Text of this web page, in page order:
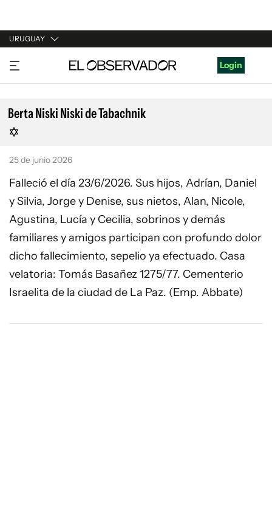
URUGUAY
URUGUAY
ARGENTINA
ESPAÑA
ESTADOS UNIDOS
Login
Berta Niski Niski de Tabachnik
25 de junio 2026
Falleció el día 23/6/2026. Sus hijos, Adrían, Daniel
y Silvia, Jorge y Denise, sus nietos, Alan, Nicole,
Agustina, Lucía y Cecilia, sobrinos y demás
familiares y amigos participan con profundo dolor
dicho fallecimiento, sepelio ya efectuado. Casa
velatoria: Tomás Basañez 1275/77. Cementerio
Israelita de la ciudad de La Paz. (Emp. Abbate)